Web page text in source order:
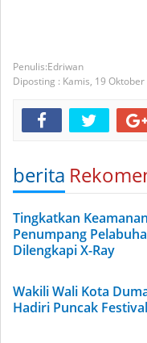
Edriwan
Diposting : Kamis, 19 Oktober
berita
Tingkatkan
Penumpang
Dilengkapi X-Ray
Wakili Wali Kota
Hadiri Puncak